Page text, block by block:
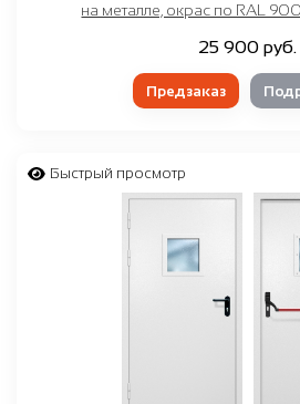
на металле, окрас по RAL
25 900 руб.
Предзаказ
Быстрый просмотр